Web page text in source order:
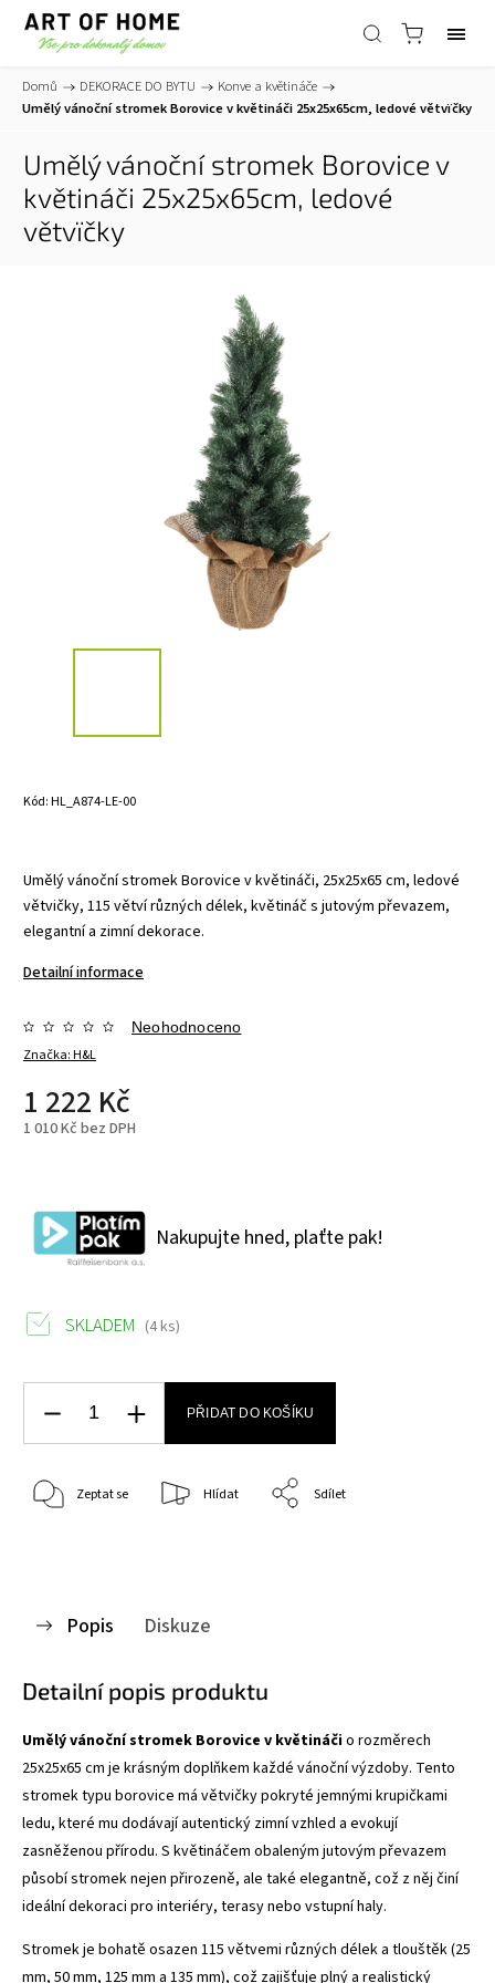
Domů / DEKORACE DO BYTU / Konve a květináče /
Umělý vánoční stromek Borovice v květináči 25x25x65cm, ledové větvïčky
Umělý vánoční stromek Borovice v
květináči 25x25x65cm, ledové
větvïčky
Kód:HL_A874-LE-00
Umělý vánoční stromek Borovice v květináči, 25x25x65 cm, ledové
větvičky, 115 větví různých délek, květináč s jutovým převazem,
elegantní a zimní dekorace.
Detailní informace
Značka:H&L
Neohodnoceno
1 222 Kč
1 010 Kč bez DPH
Nakupujte hned, plaťte pak!
SKLADEM (4 ks)
PŘIDAT DO KOŠÍKU
Zeptat se Hlídat Sdílet
Popis Diskuze
Detailní popis produktu
Umělý vánoční stromek Borovice v květináčio rozměrech
25x25x65 cm je krásným doplňkem každé vánoční výzdoby. Tento
stromek typu borovice má větvičky pokryté jemnými krupičkami
ledu, které mu dodávají autentický zimní vzhled a evokují
zasněženou přírodu. S květináčem obaleným jutovým převazem
působí stromek nejen přirozeně, ale také elegantně, což z něj činí
ideální dekoraci pro interiéry, terasy nebo vstupní haly.
Stromek je bohatě osazen 115 větvemi různých délek a tlouštěk (25
mm, 50 mm, 125 mm a 135 mm), což zajišťuje plný a realistický